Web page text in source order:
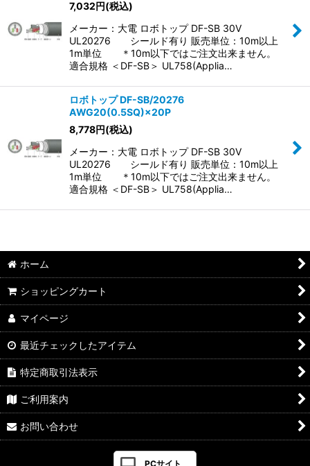
7,032円(税込)
メーカー：大電 ロボトップ DF-SB 30V
UL20276 シールド有り 販売単位：10m以上
1m単位 ＊10m以下ではご注文出来ません。
適合規格 ＜DF-SB＞ UL758(Applia…
ロボトップ DF-SB/20276
AWG20(0.5SQ)×20P
8,778円(税込)
メーカー：大電 ロボトップ DF-SB 30V
UL20276 シールド有り 販売単位：10m以上
1m単位 ＊10m以下ではご注文出来ません。
適合規格 ＜DF-SB＞ UL758(Applia…
ホーム
ショッピングカート
マイページ
最近チェックしたアイテム
特定商取引法表示
ご利用案内
お問い合わせ
PCサイト